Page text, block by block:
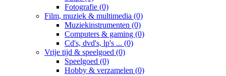
Fotografie (0)
Film, muziek & multimedia (0)
Muziekinstrumenten (0)
Computers & gaming (0)
Cd's, dvd's, lp's ... (0)
Vrije tijd & speelgoed (0)
Speelgoed (0)
Hobby & verzamelen (0)